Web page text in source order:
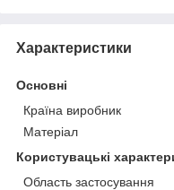
Характеристики
Основні
Країна виробник
Матеріал
Користувацькі
Область застосування